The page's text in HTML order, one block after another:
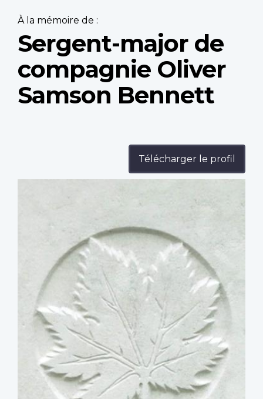
À la mémoire de :
Sergent-major de
compagnie Oliver
Samson Bennett
Télécharger le profil